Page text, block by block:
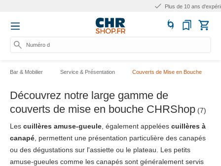
Numéro d'art
Bar & Mobilier Service & Présentation Couverts de Mise en Bouche
Découvrez notre large gamme de
couverts de mise en bouche CHRShop (7)
Les cuillères amuse-gueule , également appelées cuillères à
canapé , permettent une présentation particulière des canapés
ou des dégustations sur l'assiette ou le plateau. Les petits
amuse-gueules comme les canapés sont généralement servis